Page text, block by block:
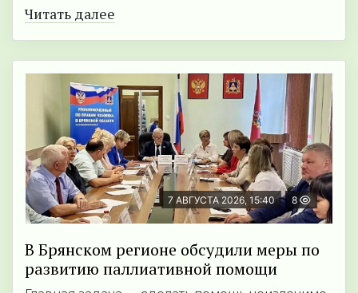
Читать далее
7 АВГУСТА 2026, 15:40 8
В Брянском регионе обсудили меры по
развитию паллиативной помощи